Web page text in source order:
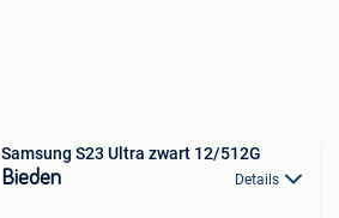
Samsung S23 Ultra zwart 12/512G
Bieden Details